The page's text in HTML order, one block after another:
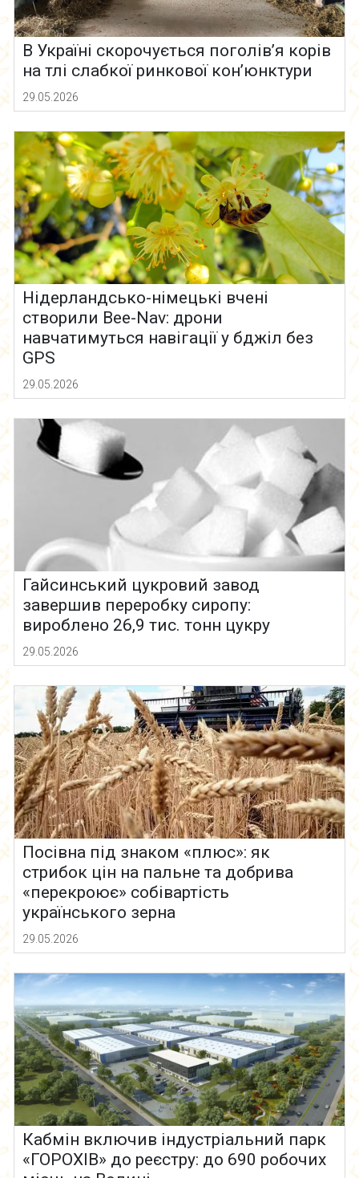
В Україні скорочується поголів’я корів
на тлі слабкої ринкової кон’юнктури
29.05.2026
Нідерландсько-німецькі вчені
створили Bee-Nav: дрони
навчатимуться навігації у бджіл без
GPS
29.05.2026
Гайсинський цукровий завод
завершив переробку сиропу:
вироблено 26,9 тис. тонн цукру
29.05.2026
Посівна під знаком «плюс»: як
стрибок цін на пальне та добрива
«перекроює» собівартість
українського зерна
29.05.2026
Кабмін включив індустріальний парк
«ГОРОХІВ» до реєстру: до 690 робочих